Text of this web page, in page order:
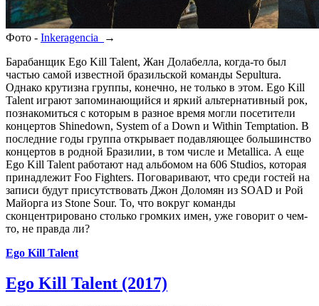
Фото - Inkeragencia
→
Барабанщик Ego Kill Talent, Жан Долабелла, когда-то был
частью самой известной бразильской команды Sepultura.
Однако крутизна группы, конечно, не только в этом. Ego Kill
Talent играют запоминающийся и яркий альтернативный рок,
познакомиться с которым в разное время могли посетители
концертов Shinedown, System of a Down и Within Temptation. В
последние годы группа открывает подавляющее большинство
концертов в родной Бразилии, в том числе и Metallica. А еще
Ego Kill Talent работают над альбомом на 606 Studios, которая
принадлежит Foo Fighters. Поговаривают, что среди гостей на
записи будут присутствовать Джон Доломян из SOAD и Рой
Майорга из Stone Sour. То, что вокруг команды
сконцентрировано столько громких имен, уже говорит о чем-
то, не правда ли?
Ego Kill Talent
Ego Kill Talent (2017)